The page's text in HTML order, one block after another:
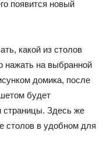
появится новый
какой из столов
нажать на выбранной
домика, после
будет
страницы. Здесь же
столов в удобном для